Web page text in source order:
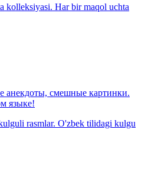
kolleksiyasi. Har bir maqol uchta
анекдоты, смешные картинки.
языке!
rasmlar. O'zbek tilidagi kulgu